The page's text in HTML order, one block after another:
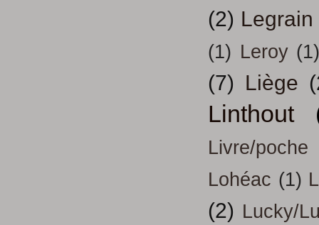
(2) Legrain
(1) Leroy
(7) Liège
Linthout
Livre/poche
Lohéac (1)
(2) Lucky/